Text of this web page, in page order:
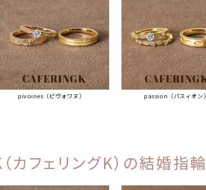
pivoines（ピヴォワヌ） passion（パスィオン）
カフェリングK）の結婚指輪